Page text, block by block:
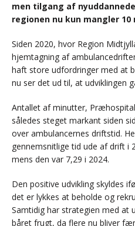
men tilgang af
regionen nu kun mangler 10
Siden 2020, hvor Region
hjemtagning af
haft store udfordringer med at
nu ser det ud til, at udviklingen
Antallet af minutter,
således steget markant siden
over ambulancernes driftstid.
gennemsnitlige tid ude af drift i
mens den var 7,29 i 2024.
Den positive udvikling skyldes
det er lykkes at beholde og
Samtidig har strategien med at
båret frugt, da flere nu bliver